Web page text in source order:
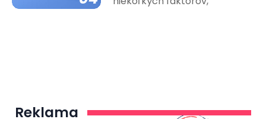
Reklama